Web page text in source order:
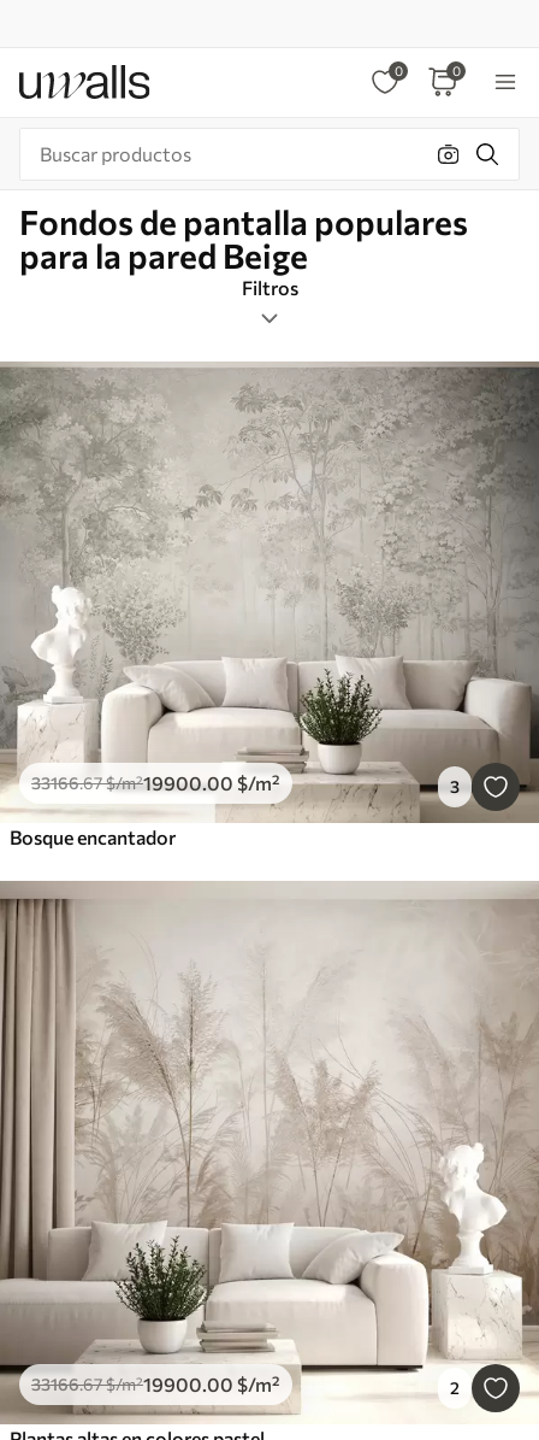
0 0
Fondos de pantalla populares
para la pared Beige
Filtros
Etiquetas
Formato de imagen
Beige
Inteligente
Borrar todos los filtros
33166.67$/m²19900.00 $/m² 3
Bosque encantador
33166.67$/m²19900.00 $/m² 2